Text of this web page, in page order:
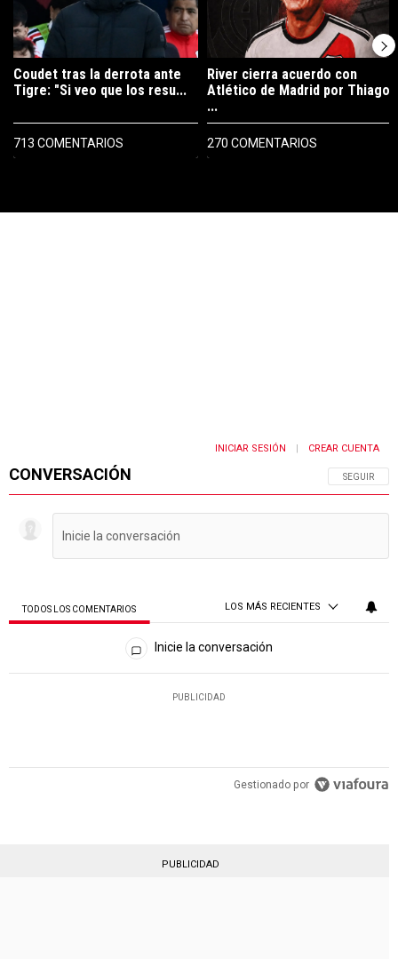
Coudet tras la derrota ante
Tigre: "Si veo que los resu...
713 COMENTARIOS
River cierra acuerdo con
Atlético de Madrid por Thiago
...
270 COMENTARIOS
CONVERSACIÓN SIGA ESTA
SEGUIR
INICIAR SESIÓN CREAR CUENTA
TODOS LOS COMENTARIOS LOS MÁS RECIENTES
Todos los comentarios
Inicie la conversación
PUBLICIDAD
Gestionado por
PUBLICIDAD